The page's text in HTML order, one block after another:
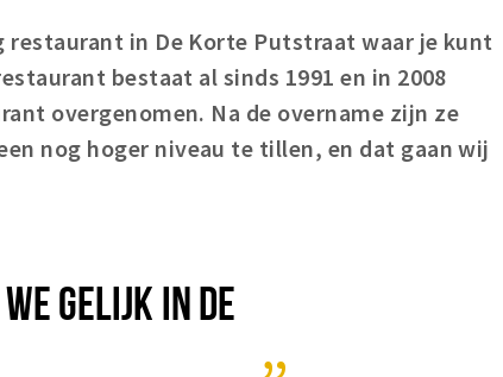
restaurant in De Korte Putstraat waar je kunt
bestaat al sinds 1991 en in 2008
overgenomen. Na de overname zijn ze
nog hoger niveau te tillen, en dat gaan wij
GELIJK IN DE